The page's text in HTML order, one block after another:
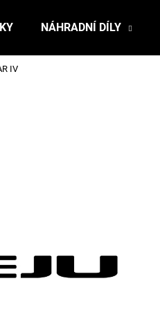
NÁHRADNÍ DÍLY
IV